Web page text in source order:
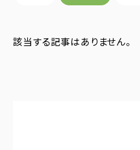
該当する記事はありません。